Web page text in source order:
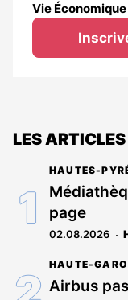
Vie Économique
LES
HAUTES-
page
02.08.2026
HAUTE-
Airbus